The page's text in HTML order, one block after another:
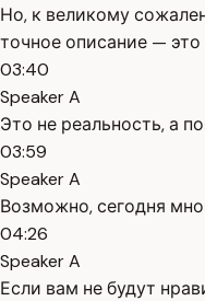
Но, к великому
точное описание —
03:40
Speaker A
Это не реальность, а
03:59
Speaker A
Возможно, сегодня
04:26
Speaker A
Если вам не будут